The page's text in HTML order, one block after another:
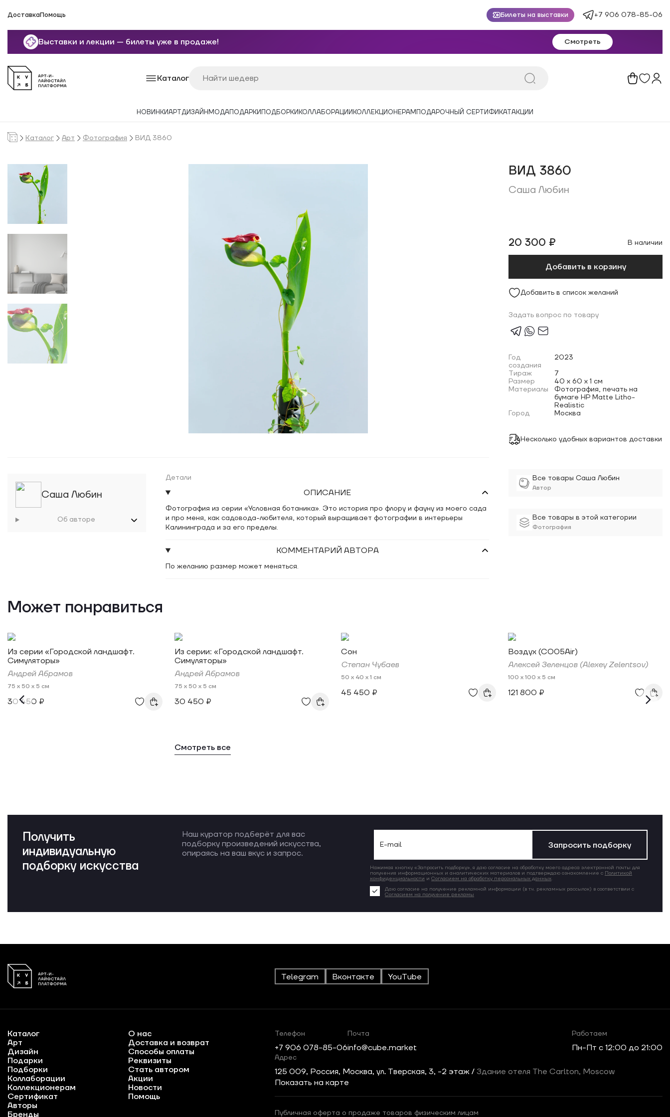
ДоставкаПомощь Билеты на выставки +7 906 078-85-06
Выставки и лекции — билеты уже в продаже! Смотреть
Каталог
НОВИНКИАРТДИЗАЙН МОДАПОДАРКИ ПОДБОРКИ КОЛЛАБОРАЦИИ КОЛЛЕКЦИОНЕРАМ ПОДАРОЧНЫЙ СЕРТИФИКАТАКЦИИ
Каталог Арт Фотография ВИД 3860
ВИД 3860
Саша Любин
20 300 ₽ В наличии
Добавить в корзину
Добавить в список желаний
Задать вопрос по товару
Год
создания
2023
Тираж
7
Размер
40 x 60 x 1 см
Материалы
Фотография, печать на
бумаге HP Matte Litho-
Realistic
Город
Москва
Несколько удобных вариантов доставки
Все товары Саша Любин
Автор
Все товары в этой категории
Фотография
Саша Любин
Об авторе
Детали
ОПИСАНИЕ
Фотография из серии «Условная ботаника». Это история про флору и фауну из моего сада
и про меня, как садовода-любителя, который выращивает фотографии в интерьеры
Калининграда и за его пределы.
КОММЕНТАРИЙ АВТОРА
По желанию размер может меняться.
Может понравиться
Из серии «Городской ландшафт.
Симуляторы»
Андрей Абрамов
75 x 50 x 5 см
30 450 ₽
Из серии: «Городской ландшафт.
Симуляторы»
Андрей Абрамов
75 x 50 x 5 см
30 450 ₽
Сон
Степан Чубаев
50 x 40 x 1 см
45 450 ₽
Воздух (CO05Air)
Алексей Зеленцов (Alexey Zelentsov)
100 x 100 x 5 см
121 800 ₽
Смотреть все
Получить
индивидуальную
подборку искусства
Наш куратор подберёт для вас
подборку произведений искусства,
опираясь на ваш вкус и запрос.
Запросить подборку
Нажимая кнопку «Запросить подборку», я даю согласие на обработку моего адреса электронной почты для
получения информационных и аналитических материалов и подтверждаю ознакомление с Политикой
конфиденциальности и Согласием на обработку персональных данных.
Даю согласие на получение рекламной информации (в т.ч. рекламных рассылок) в соответствии с
Согласием на получение рекламы
Telegram Вконтакте YouTube
Каталог
Арт
Дизайн
Подарки
Подборки
Коллаборации
Коллекционерам
Сертификат
Авторы
Бренды
О нас
Доставка и возврат
Способы оплаты
Реквизиты
Стать автором
Акции
Новости
Помощь
Телефон
+7 906 078-85-06
Почта
info@cube.market
Работаем
Пн-Пт c 12:00 до 21:00
Адрес
125 009, Россия, Москва, ул. Тверская, 3, -2 этаж / Здание отеля The Carlton, Moscow
Показать на карте
Публичная оферта о продаже товаров физическим лицам